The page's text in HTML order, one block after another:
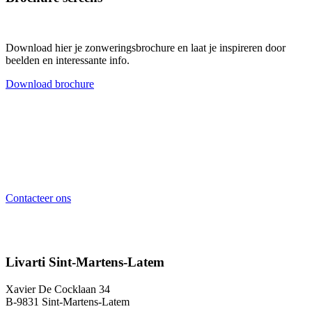
Download hier je zonweringsbrochure en laat je inspireren door
beelden en interessante info.
Download brochure
Contacteer ons
Livarti Sint-Martens-Latem
Xavier De Cocklaan 34
B-9831 Sint-Martens-Latem